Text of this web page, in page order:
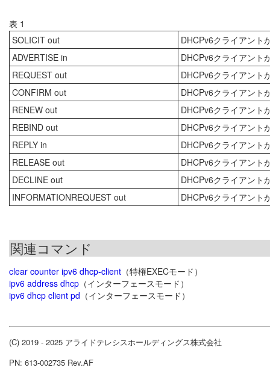
表 1
SOLICIT out
DHCPv6クライアント
ADVERTISE in
DHCPv6クライアント
REQUEST out
DHCPv6クライアント
CONFIRM out
DHCPv6クライアント
RENEW out
DHCPv6クライアント
REBIND out
DHCPv6クライアント
REPLY in
DHCPv6クライアント
RELEASE out
DHCPv6クライアント
DECLINE out
DHCPv6クライアント
INFORMATIONREQUEST out
DHCPv6クライアント
関連コマンド
clear counter ipv6 dhcp-client （特権EXECモード）
ipv6 address dhcp （インターフェースモード）
ipv6 dhcp client pd （インターフェースモード）
(C) 2019 - 2025 アライドテレシスホールディングス株式会社
PN: 613-002735 Rev.AF